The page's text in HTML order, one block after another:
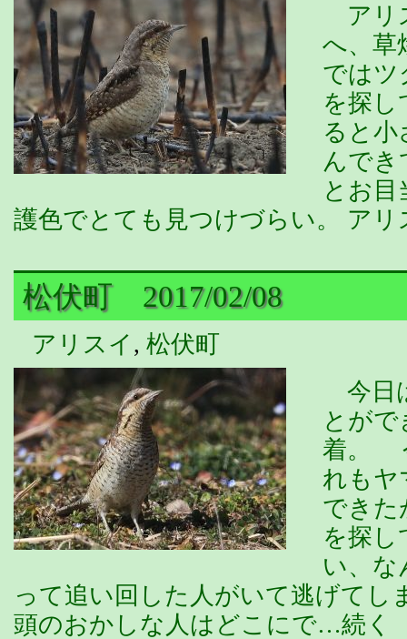
アリ
へ、草
ではツ
を探し
ると小
んでき
とお
護色でとても見つけづらい。 ア
松伏町 2017/02/08
アリスイ , 松伏町
今日
とがで
着。
れもヤ
できた
を探し
い、な
って追い回した人がいて逃げて
頭のおかしな人はどこにで…続く